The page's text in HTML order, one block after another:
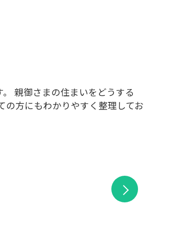
親御さまの住まいをどうする
方にもわかりやすく整理してお